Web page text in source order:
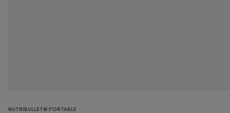
NUTRIBULLET® PORTABLE